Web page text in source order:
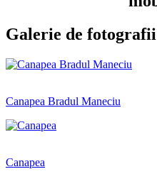
Galerie de fotografii
Canapea Bradul Maneciu
Canapea